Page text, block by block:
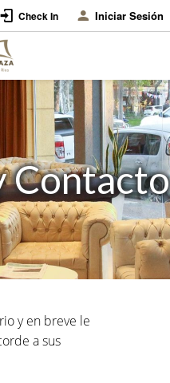
Check In Iniciar Sesión
Contacto
y en breve le
a sus